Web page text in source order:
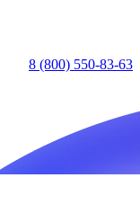
8 (800) 550-83-63